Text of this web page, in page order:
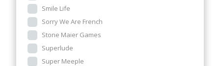
Smile Life
Sorry We Are French
Stone Maier Games
Superlude
Super Meeple